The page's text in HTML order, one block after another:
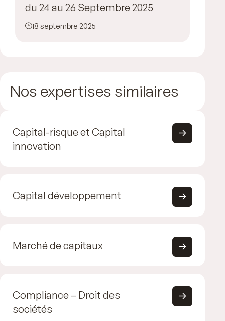
du 24 au 26 Septembre 2025
18 septembre 2025
Nos expertises similaires
Capital-risque et Capital
innovation
Capital développement
Marché de capitaux
Compliance – Droit des
sociétés